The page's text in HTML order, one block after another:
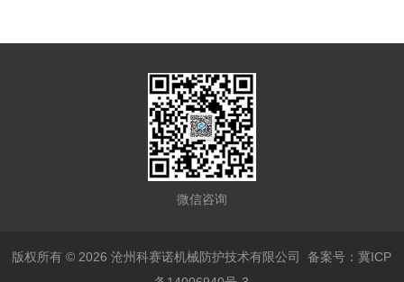
微信咨询
版权所有 © 2026 沧州科赛诺机械防护技术有限公司备案号：冀ICP